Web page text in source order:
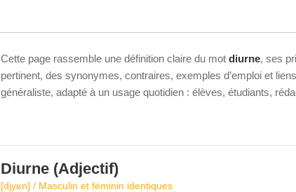
Cette page rassemble une définition claire du mot diurne, ses
pertinent, des synonymes, contraires, exemples d’emploi et
généraliste, adapté à un usage quotidien : élèves, étudiants,
Diurne (Adjectif)
[djyʁn] / Masculin et féminin identiques